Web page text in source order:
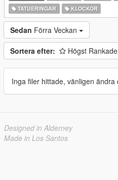
TATUERINGAR
KLOCKOR
Sedan Förra Veckan
Sortera efter: Högst Rankade
Inga filer hittade, vänligen ändra
Designed in Alderney
Made in Los Santos